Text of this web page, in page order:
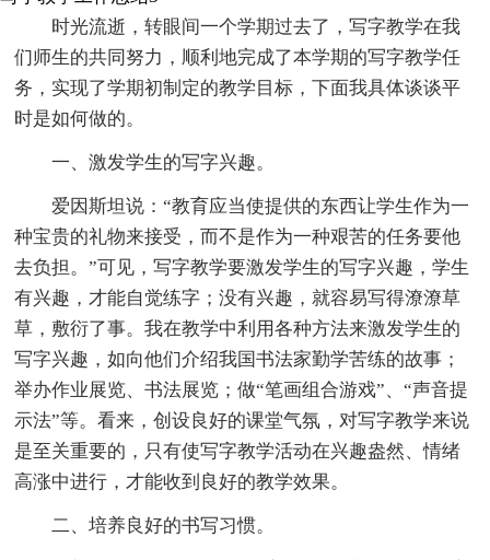
时光流逝，转眼间一个学期过去了，写字教学在我
们师生的共同努力，顺利地完成了本学期的写字教学任
务，实现了学期初制定的教学目标，下面我具体谈谈平
时是如何做的。
一、激发学生的写字兴趣。
爱因斯坦说：“教育应当使提供的东西让学生作为一
种宝贵的礼物来接受，而不是作为一种艰苦的任务要他
去负担。”可见，写字教学要激发学生的写字兴趣，学生
有兴趣，才能自觉练字；没有兴趣，就容易写得潦潦草
草，敷衍了事。我在教学中利用各种方法来激发学生的
写字兴趣，如向他们介绍我国书法家勤学苦练的故事；
举办作业展览、书法展览；做“笔画组合游戏”、“声音提
示法”等。看来，创设良好的课堂气氛，对写字教学来说
是至关重要的，只有使写字教学活动在兴趣盎然、情绪
高涨中进行，才能收到良好的教学效果。
二、培养良好的书写习惯。